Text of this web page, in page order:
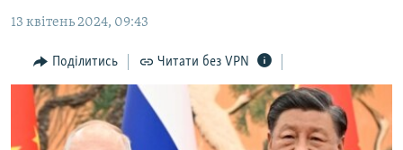
основної
Перейти
до
пошуку
БЛОГИ
ПОГЛЯД
ІНТЕРВ'Ю
ВСЕ ЗА ДЕНЬ
13 квітень 2024, 09:43
Поділитись Читати без VPN